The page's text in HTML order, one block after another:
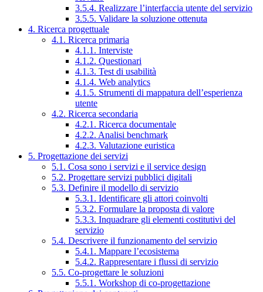
3.5.4. Realizzare l’interfaccia utente del servizio
3.5.5. Validare la soluzione ottenuta
4. Ricerca progettuale
4.1. Ricerca primaria
4.1.1. Interviste
4.1.2. Questionari
4.1.3. Test di usabilità
4.1.4. Web analytics
4.1.5. Strumenti di mappatura dell’esperienza
utente
4.2. Ricerca secondaria
4.2.1. Ricerca documentale
4.2.2. Analisi benchmark
4.2.3. Valutazione euristica
5. Progettazione dei servizi
5.1. Cosa sono i servizi e il service design
5.2. Progettare servizi pubblici digitali
5.3. Definire il modello di servizio
5.3.1. Identificare gli attori coinvolti
5.3.2. Formulare la proposta di valore
5.3.3. Inquadrare gli elementi costitutivi del
servizio
5.4. Descrivere il funzionamento del servizio
5.4.1. Mappare l’ecosistema
5.4.2. Rappresentare i flussi di servizio
5.5. Co-progettare le soluzioni
5.5.1. Workshop di co-progettazione